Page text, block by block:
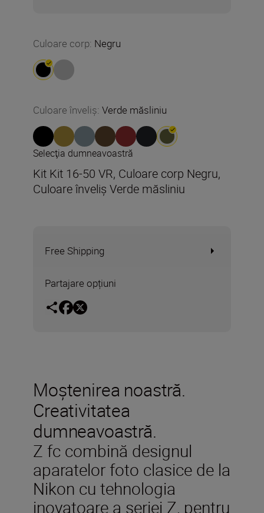
Culoare corp: Negru
Culoare înveliș: Verde măsliniu
Selecţia dumneavoastră
Kit Kit 16-50 VR, Culoare corp Negru,
Culoare înveliș Verde măsliniu
Free Shipping
Partajare opțiuni
Moștenirea noastră.
Creativitatea
dumneavoastră.
Z fc combină designul
aparatelor foto clasice de la
Nikon cu tehnologia
inovatoare a seriei Z, pentru